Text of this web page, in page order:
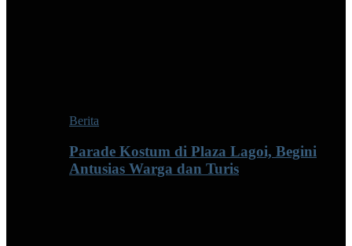
Berita
Parade Kostum di Plaza Lagoi, Begini
Antusias Warga dan Turis